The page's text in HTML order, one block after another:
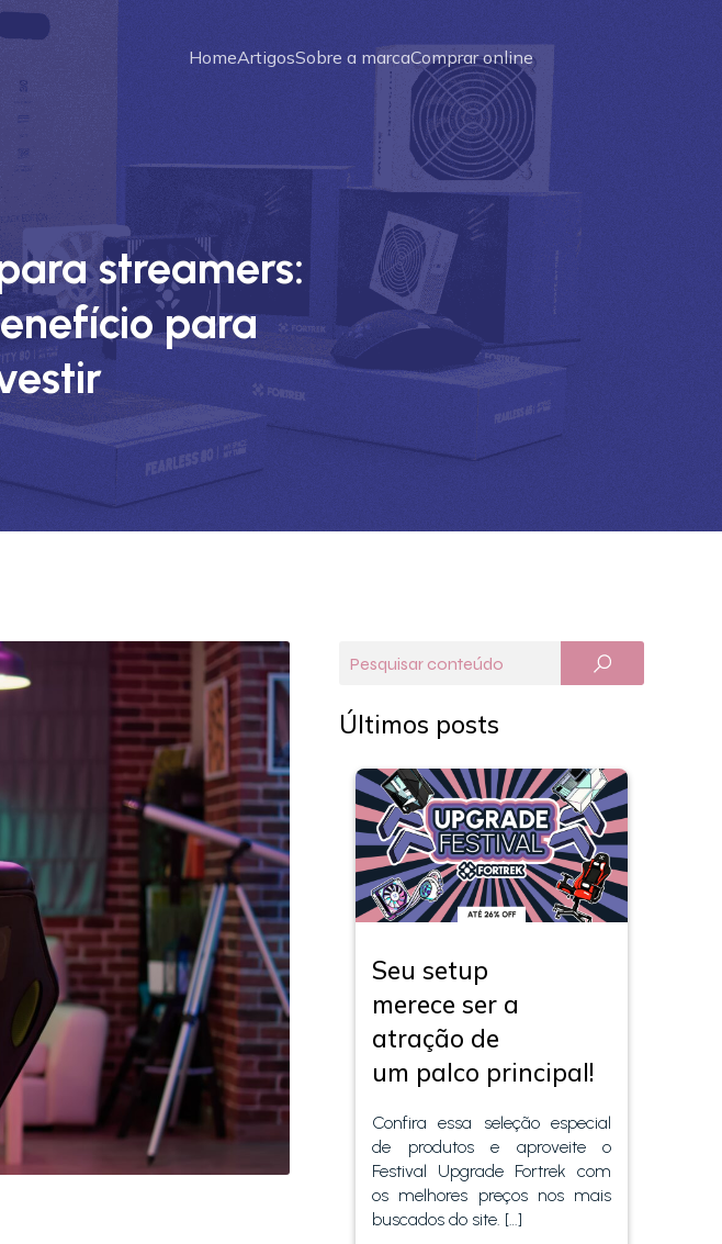
HomeArtigosSobre a marcaComprar online
streamers:
para
Últimos posts
Seu setup
merece ser a
atração de
um palco principal!
Confira essa seleção especial
de produtos e aproveite o
Festival Upgrade Fortrek com
os melhores preços nos mais
buscados do site. […]